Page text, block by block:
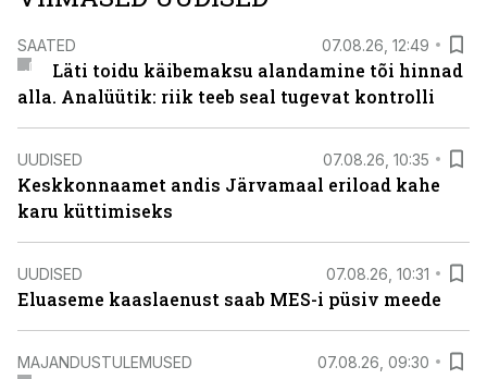
SAATED 07.08.26, 12:49
Läti toidu käibemaksu alandamine tõi hinnad
alla. Analüütik: riik teeb seal tugevat kontrolli
UUDISED 07.08.26, 10:35
Keskkonnaamet andis Järvamaal eriload kahe
karu küttimiseks
UUDISED 07.08.26, 10:31
Eluaseme kaaslaenust saab MES-i püsiv meede
MAJANDUSTULEMUSED 07.08.26, 09:30